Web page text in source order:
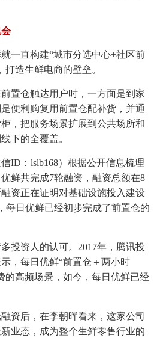
一直构建“城市分选中心+社区前
造生鲜电商的壁垒。
置仓触达用户时，一方面是到家
便利购复用前置仓配补货，并通
，把服务场景扩展到公共场所和
下的全覆盖。
ID：lslb168）根据公开信息梳理
鲜共完成7轮融资，融资总额在8
资正在证明对基础设施投入建设
每日优鲜已经初步完成了前置仓的
投资人的认可。2017年，腾讯投
，每日优鲜“前置仓＋两小时
的高频场景，如今，每日优鲜已经
资后，在李朝晖看来，这家公司
业态，成为整个生鲜零售行业的